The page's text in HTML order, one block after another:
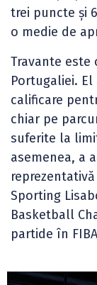
trei puncte și
o medie de
Travante
Portugaliei.
calificare
chiar pe
suferite la
asemenea, a
Sporting
Basketball
partide în